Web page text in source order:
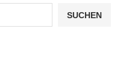
SUCHEN